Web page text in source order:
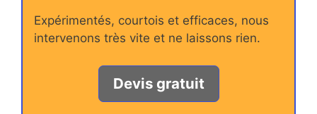
Expérimentés, courtois et efficaces, nous
intervenons très vite et ne laissons rien.
Devis gratuit